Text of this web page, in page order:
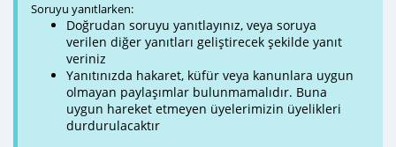
Soruyu yanıtlarken:
Doğrudan soruyu yanıtlayınız, veya soruya
verilen diğer yanıtları geliştirecek şekilde yanıt
veriniz
Yanıtınızda hakaret, küfür veya kanunlara uygun
olmayan paylaşımlar bulunmamalıdır. Buna
uygun hareket etmeyen üyelerimizin üyelikleri
durdurulacaktır